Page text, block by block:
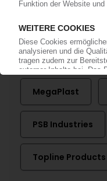
Deluxe Packages
Jiffy Packaging
MegaPlast
PSB Industries
Topline Products